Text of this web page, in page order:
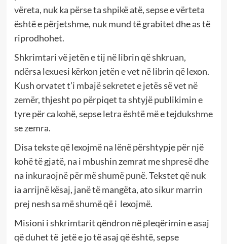
vëreta, nuk ka përse ta shpikë atë, sepse e vërteta
është e përjetshme, nuk mund të grabitet dhe as të
riprodhohet.
Shkrimtari vë jetën e tij në librin që shkruan,
ndërsa lexuesi kërkon jetën e vet në librin që lexon.
Kush orvatet t’i mbajë sekretet e jetës së vet në
zemër, thjesht po përpiqet ta shtyjë publikimin e
tyre për ca kohë, sepse letra është më e tejdukshme
se zemra.
Disa tekste që lexojmë na lënë përshtypje për një
kohë të gjatë, na i mbushin zemrat me shpresë dhe
na inkuraojnë për më shumë punë. Tekstet që nuk
ia arrijnë kësaj, janë të mangëta, ato sikur marrin
prej nesh sa më shumë që i lexojmë.
Misioni i shkrimtarit qëndron në pleqërimin e asaj
që duhet të jetë e jo të asaj që është, sepse